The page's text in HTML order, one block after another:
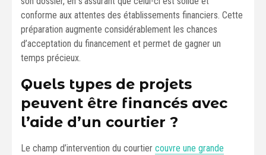
conforme aux attentes des établissements financiers. Cette
préparation augmente considérablement les chances
d’acceptation du financement et permet de gagner un
temps précieux.
Quels types de projets
peuvent être financés avec
l’aide d’un courtier ?
Le champ d’intervention du courtier couvre une grande